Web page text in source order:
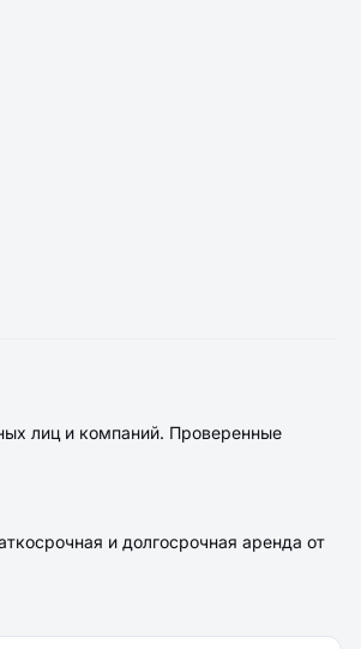
лиц и компаний. Проверенные
и долгосрочная аренда от